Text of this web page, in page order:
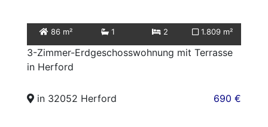
86 m² 1 2 1.809 m²
3-Zimmer-Erdgeschosswohnung mit Terrasse
in Herford
in 32052 Herford 690 €